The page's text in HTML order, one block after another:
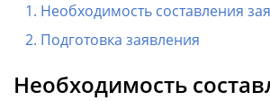
Необходимость составления
Подготовка заявления
Необходимость